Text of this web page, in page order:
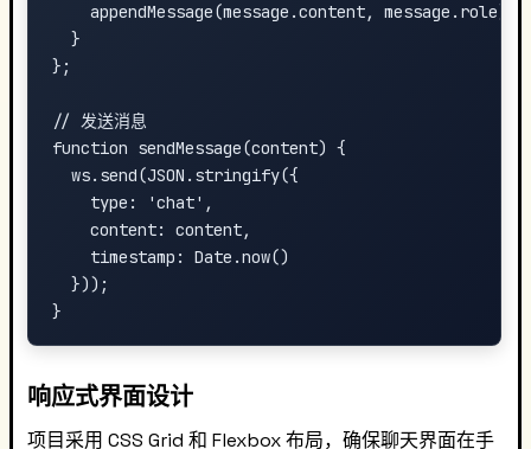
    appendMessage(message.content, message.role);
  }
};
// 发送消息
function sendMessage(content) {
  ws.send(JSON.stringify({
    type: 'chat',
    content: content,
    timestamp: Date.now()
  }));
响应式界面设计
项目采用 CSS Grid 和 Flexbox 布局，确保聊天界面在手